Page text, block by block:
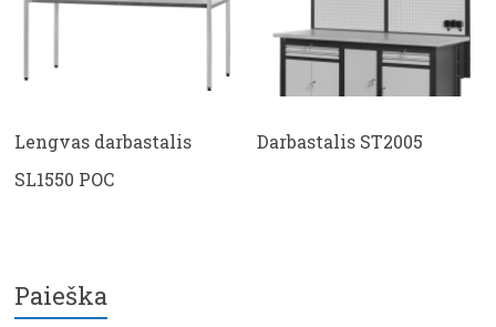
Lengvas darbastalis
SL1550 POC
Darbastalis ST2005
Paieška